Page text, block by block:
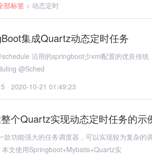
部标签 > 动态定时
集成Quartz动态定时任务
沿用的springboot少xml配置的优良传统，本身支持表达
@EnableScheduling @Sched
2020-10-21 01:49:23
个Quartz实现动态定时任务的示
文使用Springboot+Mybatis+Quartz实